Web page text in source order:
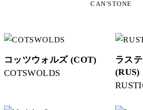
CAN'STONE
コッツウォルズ (COT)
COTSWOLDS
ラス
(RUS)